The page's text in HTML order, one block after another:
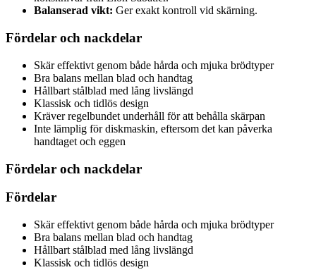
Balanserad vikt: Ger exakt kontroll vid skärning.
Fördelar och nackdelar
Skär effektivt genom både hårda och mjuka brödtyper
Bra balans mellan blad och handtag
Hållbart stålblad med lång livslängd
Klassisk och tidlös design
Kräver regelbundet underhåll för att behålla skärpan
Inte lämplig för diskmaskin, eftersom det kan påverka
handtaget och eggen
Fördelar och nackdelar
Fördelar
Skär effektivt genom både hårda och mjuka brödtyper
Bra balans mellan blad och handtag
Hållbart stålblad med lång livslängd
Klassisk och tidlös design